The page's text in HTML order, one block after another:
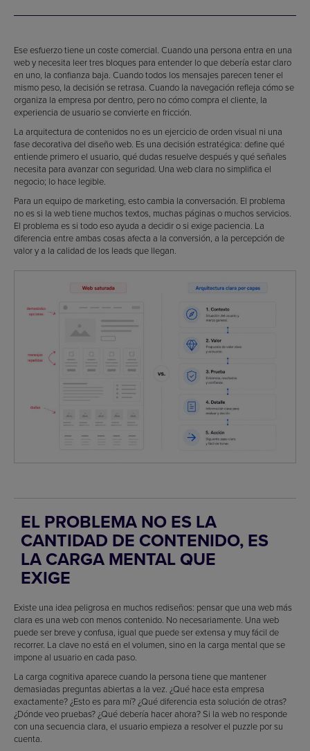
Ese esfuerzo tiene un coste comercial. Cuando una persona entra en una
web y necesita leer tres bloques para entender lo que debería estar claro
en uno, la confianza baja. Cuando todos los mensajes parecen tener el
mismo peso, la decisión se retrasa. Cuando la navegación refleja cómo se
organiza la empresa por dentro, pero no cómo compra el cliente, la
experiencia de usuario se convierte en fricción.
La arquitectura de contenidos no es un ejercicio de orden visual ni una
fase decorativa del diseño web. Es una decisión estratégica: define qué
entiende primero el usuario, qué dudas resuelve después y qué señales
necesita para avanzar con seguridad. Una web clara no simplifica el
negocio; lo hace legible.
Para un equipo de marketing, esto cambia la conversación. El problema
no es si la web tiene muchos textos, muchas páginas o muchos servicios.
El problema es si todo eso ayuda a decidir o si exige paciencia. La
diferencia entre ambas cosas afecta a la conversión, a la percepción de
valor y a la calidad de los leads que llegan.
EL PROBLEMA NO ES LA
CANTIDAD DE CONTENIDO, ES
LA CARGA MENTAL QUE
EXIGE
Existe una idea peligrosa en muchos rediseños: pensar que una web más
clara es una web con menos contenido. No necesariamente. Una web
puede ser breve y confusa, igual que puede ser extensa y muy fácil de
recorrer. La clave no está en el volumen, sino en la carga mental que se
impone al usuario en cada paso.
La carga cognitiva aparece cuando la persona tiene que mantener
demasiadas preguntas abiertas a la vez. ¿Qué hace esta empresa
exactamente? ¿Esto es para mí? ¿Qué diferencia esta solución de otras?
¿Dónde veo pruebas? ¿Qué debería hacer ahora? Si la web no responde
con una secuencia clara, el usuario empieza a resolver el puzzle por su
cuenta.